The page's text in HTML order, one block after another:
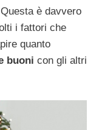
è davvero
i fattori che
quanto
buoni con gli altri